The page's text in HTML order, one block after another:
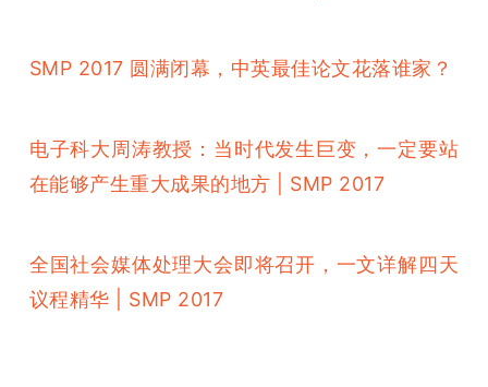
SMP 2017 圆满闭幕，中英最佳论文花落谁家？
电子科大周涛教授：当时代发生巨变，一定要站
在能够产生重大成果的地方 | SMP 2017
全国社会媒体处理大会即将召开，一文详解四天
议程精华 | SMP 2017